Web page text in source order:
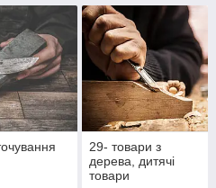
29- товари з
дерева, дитячі
товари